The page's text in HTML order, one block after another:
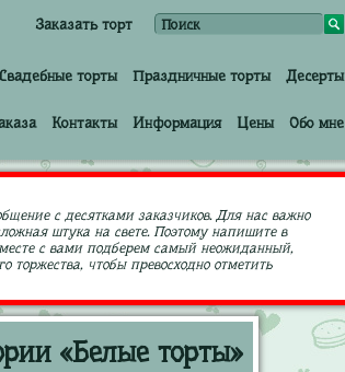
Заказать торт
Свадебные торты Праздничные торты Десерты
Контакты Информация Цены Обо мне
с десятками заказчиков. Для нас важно
штука на свете. Поэтому напишите в
с вами подберем самый неожиданный,
чтобы превосходно отметить
«Белые торты»